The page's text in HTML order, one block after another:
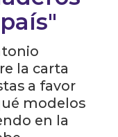
la carta
a favor
modelos
en la